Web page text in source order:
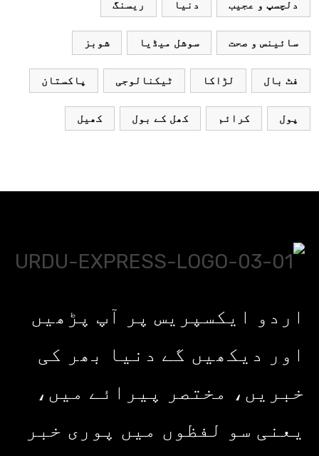
دلچسپ و عجیب دنیا ریسنگ
سائینس و صحت سوشل میڈیا شوبز
فٹ بال لڑاکا ٹیکنالوجی پاکستان
پول کرائم کھل کے بول کھیل
اردو ایکسپریس پر آپ پڑھیں
اور دیکھیں گے دنیا بھر کی
خبریں، مختصر پیرائے میں،
یعنی سو لفظوں میں پوری خبر